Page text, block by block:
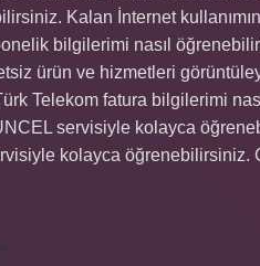
Kalan İnternet
bilgilerimi nasıl
ürün ve hizmetleri
Telekom fatura bilgilerimi
servisiyle kolayca
kolayca öğrenebilirsiniz.